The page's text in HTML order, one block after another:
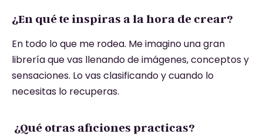
¿En qué te inspiras a la hora de crear?
En todo lo que me rodea. Me imagino una gran
librería que vas llenando de imágenes, conceptos y
sensaciones. Lo vas clasificando y cuando lo
necesitas lo recuperas.
¿Qué otras aficiones practicas?